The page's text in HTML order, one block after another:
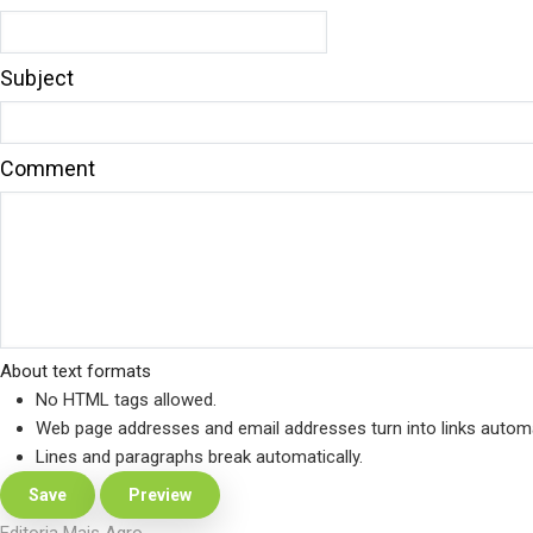
Subject
Comment
About text formats
No HTML tags allowed.
Web page addresses and email addresses turn into links
Lines and paragraphs break automatically.